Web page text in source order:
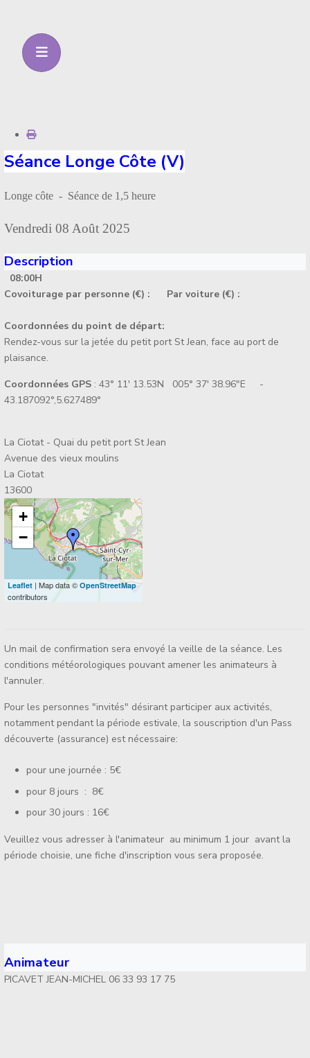
Séance Longe Côte (V)
Longe côte - Séance de 1,5 heure
Vendredi 08 Août 2025
Description
08:00H
Covoiturage par personne (€) :
Par voiture (€) :
Coordonnées du point de départ:
Rendez-vous sur la jetée du petit port St Jean, face au port de
plaisance.
Coordonnées GPS : 43° 11' 13.53N 005° 37' 38.96"E -
43.187092°,5.627489°
La Ciotat - Quai du petit port St Jean
Avenue des vieux moulins
La Ciotat
13600
+
−
Leaflet | Map data ©OpenStreetMap
contributors
Un mail de confirmation sera envoyé la veille de la séance. Les
conditions météorologiques pouvant amener les animateurs à
l'annuler.
Pour les personnes "invités" désirant participer aux activités,
notamment pendant la période estivale, la souscription d'un Pass
découverte (assurance) est nécessaire:
pour une journée : 5€
pour 8 jours : 8€
pour 30 jours : 16€
Veuillez vous adresser à l'animateur au minimum 1 jour avant la
période choisie, une fiche d'inscription vous sera proposée.
Animateur
PICAVET JEAN-MICHEL 06 33 93 17 75